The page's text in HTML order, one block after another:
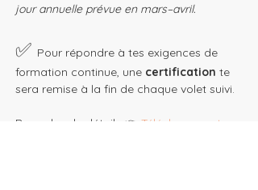
jour annuelle prévue en mars–avril.
✅ Pour répondre à tes exigences de
formation continue, une certification te
sera remise à la fin de chaque volet suivi.
Pour plus de détails 👉 Télécharge notre